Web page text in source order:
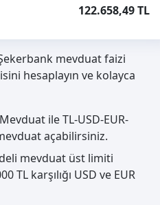
122.658,49 TL
mevduat faizi
hesaplayın ve kolayca
ile TL-USD-EUR-
açabilirsiniz.
mevduat üst limiti
TL karşılığı USD ve EUR